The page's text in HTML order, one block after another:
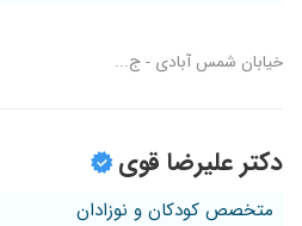
خیابان شمس آبادی - ج...
دکتر علیرضا قوی
متخصص کودکان و نوزادان